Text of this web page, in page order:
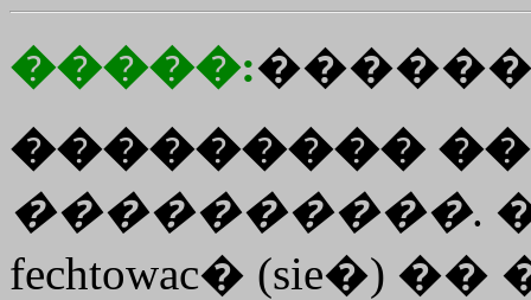
�����:
���������
����������.
fechtowac� (sie�)